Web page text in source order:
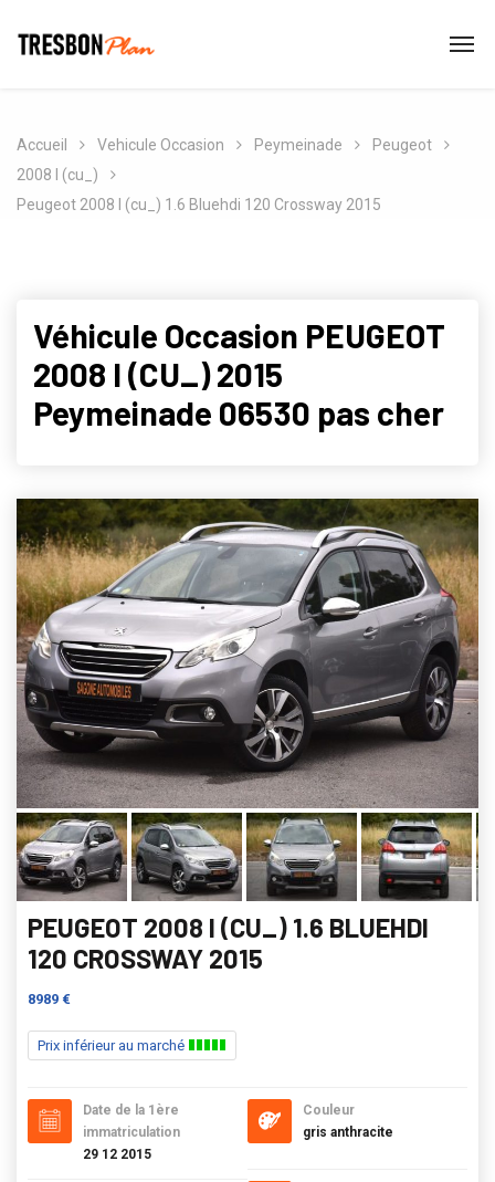
Accueil Vehicule Occasion Peymeinade
Peugeot
2008 I (cu_)
Peugeot 2008 I (cu_) 1.6 Bluehdi 120 Crossway 2015
Véhicule Occasion PEUGEOT
2008 I (CU_) 2015
Peymeinade 06530 pas cher
PEUGEOT 2008 I (CU_) 1.6 BLUEHDI
120 CROSSWAY 2015
8989 €
Prix inférieur au marché
Date de la 1ère
immatriculation
29 12 2015
Couleur
gris anthracite